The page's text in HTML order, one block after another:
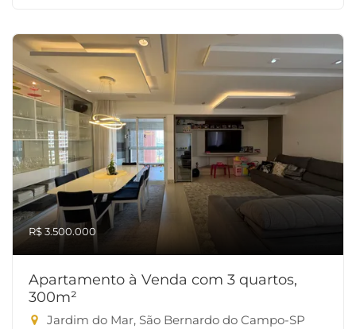
R$ 3.500.000
Apartamento à Venda com 3 quartos,
300m²
Jardim do Mar, São Bernardo do Campo-SP